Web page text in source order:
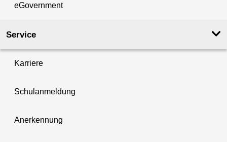
eGovernment
Service
Karriere
Schulanmeldung
Anerkennung